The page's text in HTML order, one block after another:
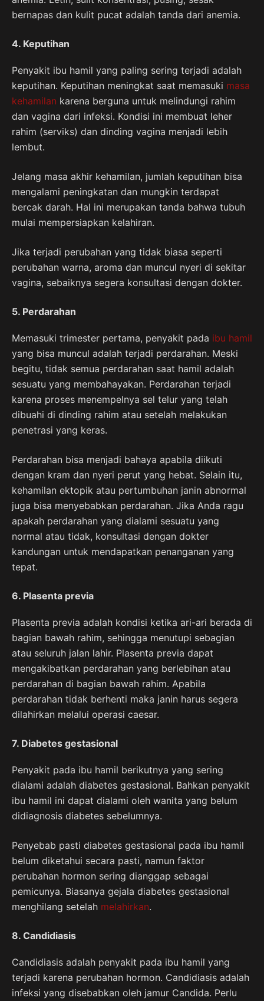
bernapas dan kulit pucat adalah tanda dari anemia.
4. Keputihan
Penyakit ibu hamil yang paling sering terjadi adalah
keputihan. Keputihan meningkat saat memasuki masa
kehamilan karena berguna untuk melindungi rahim
dan vagina dari infeksi. Kondisi ini membuat leher
rahim (serviks) dan dinding vagina menjadi lebih
lembut.
Jelang masa akhir kehamilan, jumlah keputihan bisa
mengalami peningkatan dan mungkin terdapat
bercak darah. Hal ini merupakan tanda bahwa tubuh
mulai mempersiapkan kelahiran.
Jika terjadi perubahan yang tidak biasa seperti
perubahan warna, aroma dan muncul nyeri di sekitar
vagina, sebaiknya segera konsultasi dengan dokter.
5. Perdarahan
Memasuki trimester pertama, penyakit pada ibu hamil
yang bisa muncul adalah terjadi perdarahan. Meski
begitu, tidak semua perdarahan saat hamil adalah
sesuatu yang membahayakan. Perdarahan terjadi
karena proses menempelnya sel telur yang telah
dibuahi di dinding rahim atau setelah melakukan
penetrasi yang keras.
Perdarahan bisa menjadi bahaya apabila diikuti
dengan kram dan nyeri perut yang hebat. Selain itu,
kehamilan ektopik atau pertumbuhan janin abnormal
juga bisa menyebabkan perdarahan. Jika Anda ragu
apakah perdarahan yang dialami sesuatu yang
normal atau tidak, konsultasi dengan dokter
kandungan untuk mendapatkan penanganan yang
tepat.
6. Plasenta previa
Plasenta previa adalah kondisi ketika ari-ari berada di
bagian bawah rahim, sehingga menutupi sebagian
atau seluruh jalan lahir. Plasenta previa dapat
mengakibatkan perdarahan yang berlebihan atau
perdarahan di bagian bawah rahim. Apabila
perdarahan tidak berhenti maka janin harus segera
dilahirkan melalui operasi caesar.
7. Diabetes gestasional
Penyakit pada ibu hamil berikutnya yang sering
dialami adalah diabetes gestasional. Bahkan penyakit
ibu hamil ini dapat dialami oleh wanita yang belum
didiagnosis diabetes sebelumnya.
Penyebab pasti diabetes gestasional pada ibu hamil
belum diketahui secara pasti, namun faktor
perubahan hormon sering dianggap sebagai
pemicunya. Biasanya gejala diabetes gestasional
menghilang setelah melahirkan.
8. Candidiasis
Candidiasis adalah penyakit pada ibu hamil yang
terjadi karena perubahan hormon. Candidiasis adalah
infeksi yang disebabkan oleh jamur Candida. Perlu